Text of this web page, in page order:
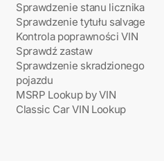
Sprawdzenie stanu licznika
Sprawdzenie tytułu salvage
Kontrola poprawności VIN
Sprawdź zastaw
Sprawdzenie skradzionego
pojazdu
MSRP Lookup by VIN
Classic Car VIN Lookup